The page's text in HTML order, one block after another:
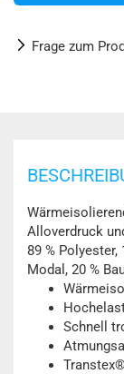
Frage zum
Alloverdruck
89 % Polyester,
Modal, 20 %
Schnell